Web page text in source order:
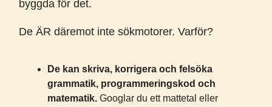
byggda för det.
De ÄR däremot inte sökmotorer. Varför?
De kan skriva, korrigera och felsöka
grammatik, programmeringskod och
matematik. Googlar du ett mattetal eller